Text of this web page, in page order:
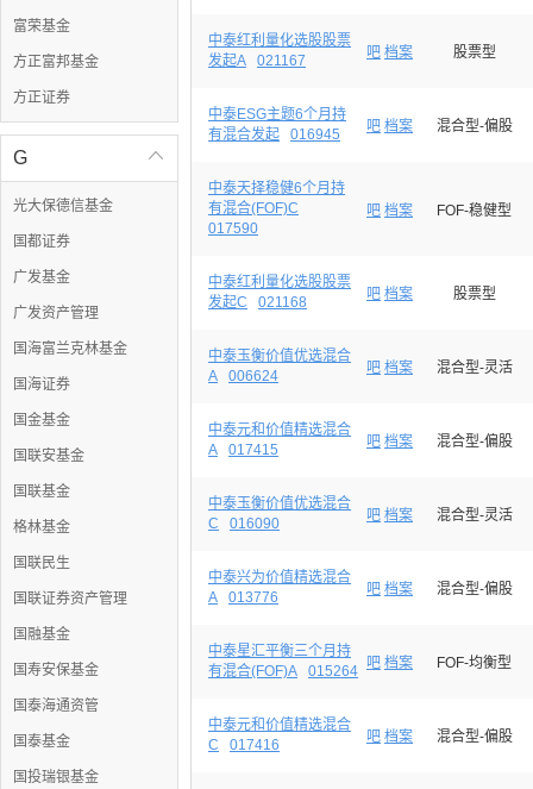
富荣基金
方正富邦基金
方正证券

G
光大保德信基金
国都证券
广发基金
广发资产管理
国海富兰克林基金
国海证券
国金基金
国联安基金
国联基金
格林基金
国联民生
国联证券资产管理
国融基金
国寿安保基金
国泰海通资管
国泰基金
国投瑞银基金
中泰红利量化选股股票
发起A
021167 吧 档案 股票型
中泰ESG主题6个月持
有混合发起
016945 吧 档案 混合型-偏股
中泰天择稳健6个月持
有混合(FOF)C
017590
吧 档案 FOF-稳健型
中泰红利量化选股股票
发起C
021168 吧 档案 股票型
中泰玉衡价值优选混合
A
006624 吧 档案 混合型-灵活
中泰元和价值精选混合
A
017415 吧 档案 混合型-偏股
中泰玉衡价值优选混合
C
016090 吧 档案 混合型-灵活
中泰兴为价值精选混合
A
013776 吧 档案 混合型-偏股
中泰星汇平衡三个月持
有混合(FOF)A
015264 吧 档案 FOF-均衡型
中泰元和价值精选混合
C
017416 吧 档案 混合型-偏股